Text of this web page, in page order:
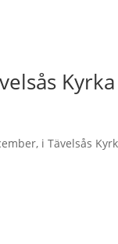
Kyrka
i Tävelsås